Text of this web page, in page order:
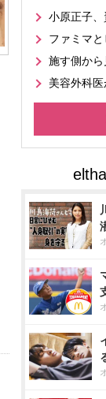
小原正子
ファミマ
施す側か
美容外科